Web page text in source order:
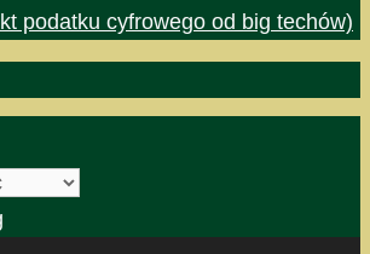
podatku cyfrowego od big techów)